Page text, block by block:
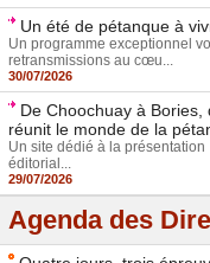
Un été de pétanque à
Un programme exceptionnel
retransmissions au cœu...
30/07/2026
De Choochuay à
réunit le monde de la
Un site dédié à la
éditorial...
29/07/2026
Agenda des